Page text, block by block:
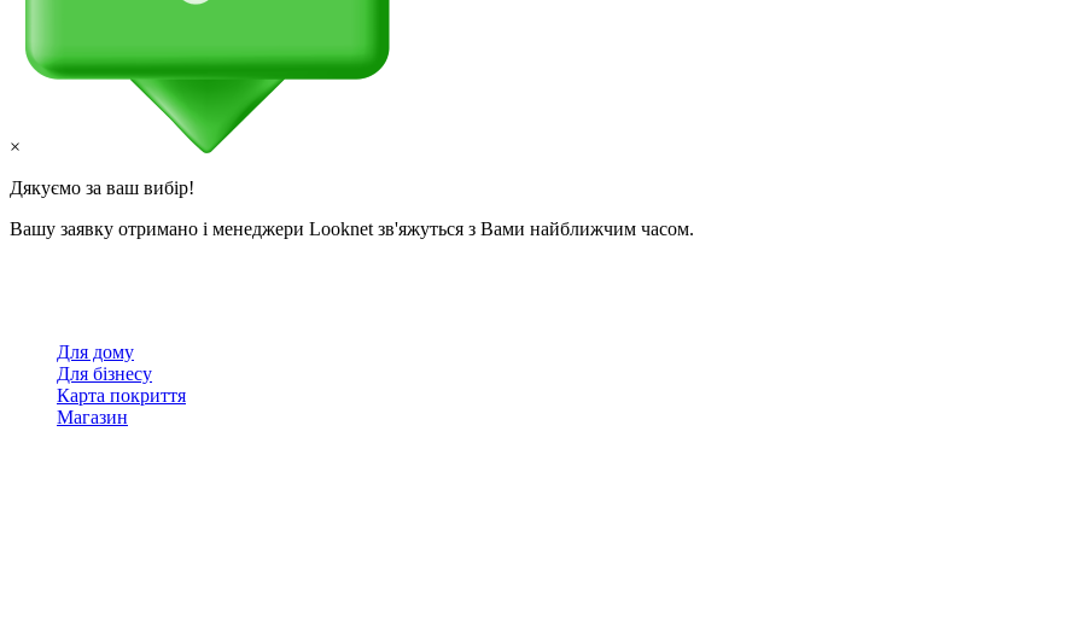
×
Дякуємо за ваш вибір!
Вашу заявку отримано і менеджери Looknet зв'яжуться з Вами найближчим часом.
Для дому
Для бізнесу
Карта покриття
Магазин